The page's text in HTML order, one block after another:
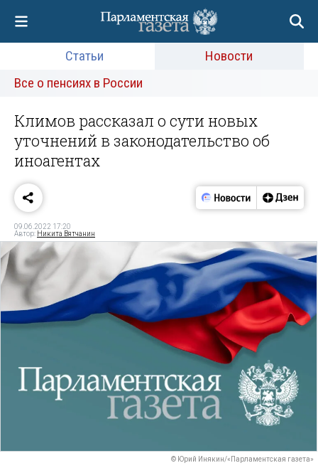
Статьи
Новости
Все о пенсиях в России
Климов рассказал о сути новых
уточнений в законодательство об
иноагентах
09.06.2022 17:20
Автор: Никита Вятчанин
© Юрий Инякин/«Парламентская газета»